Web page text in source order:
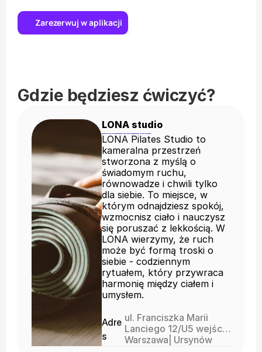
Zarezerwuj w aplikacji
Gdzie będziesz ćwiczyć?
LONA studio
LONA Pilates Studio to
kameralna przestrzeń
stworzona z myślą o
świadomym ruchu,
równowadze i chwili tylko
dla siebie. To miejsce, w
którym odnajdziesz spokój,
wzmocnisz ciało i nauczysz
się poruszać z lekkością. W
LONA wierzymy, że ruch
może być formą troski o
siebie - codziennym
rytuałem, który przywraca
harmonię między ciałem i
umysłem.
Adre
s
ul. Franciszka Marii
Lanciego 12/U5 wejście
od strony ul.
Warszawa Ursynów